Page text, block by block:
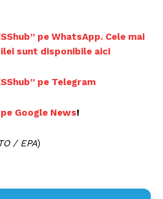
pe WhatsApp. Cele mai
sunt disponibile aici
pe Telegram
Google News!
/ EPA)